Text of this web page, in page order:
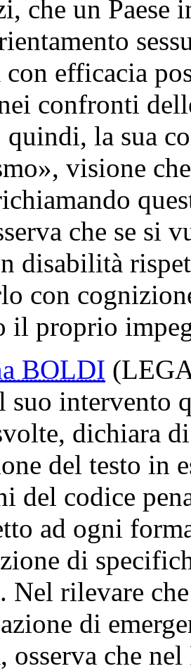
che un
con efficacia
confronti
quindi, la sua
visione
che se si
disabilità
con
il proprio
BOLDI
suo intervento
dichiara
del testo in
del codice
ad ogni
di
Nel rilevare
di
che nel